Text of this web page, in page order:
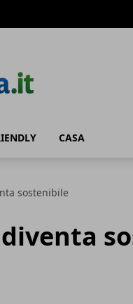
CASA
sostenibile